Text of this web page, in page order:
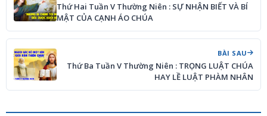
Thứ Hai Tuần V Thường Niên : SỰ NHẬN BIẾT VÀ BÍ
MẬT CỦA CẠNH ÁO CHÚA
BÀI SAU
Thứ Ba Tuần V Thường Niên : TRỌNG LUẬT CHÚA
HAY LỀ LUẬT PHÀM NHÂN